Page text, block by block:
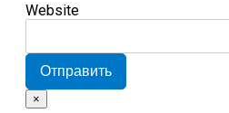
Website
Отправить
×